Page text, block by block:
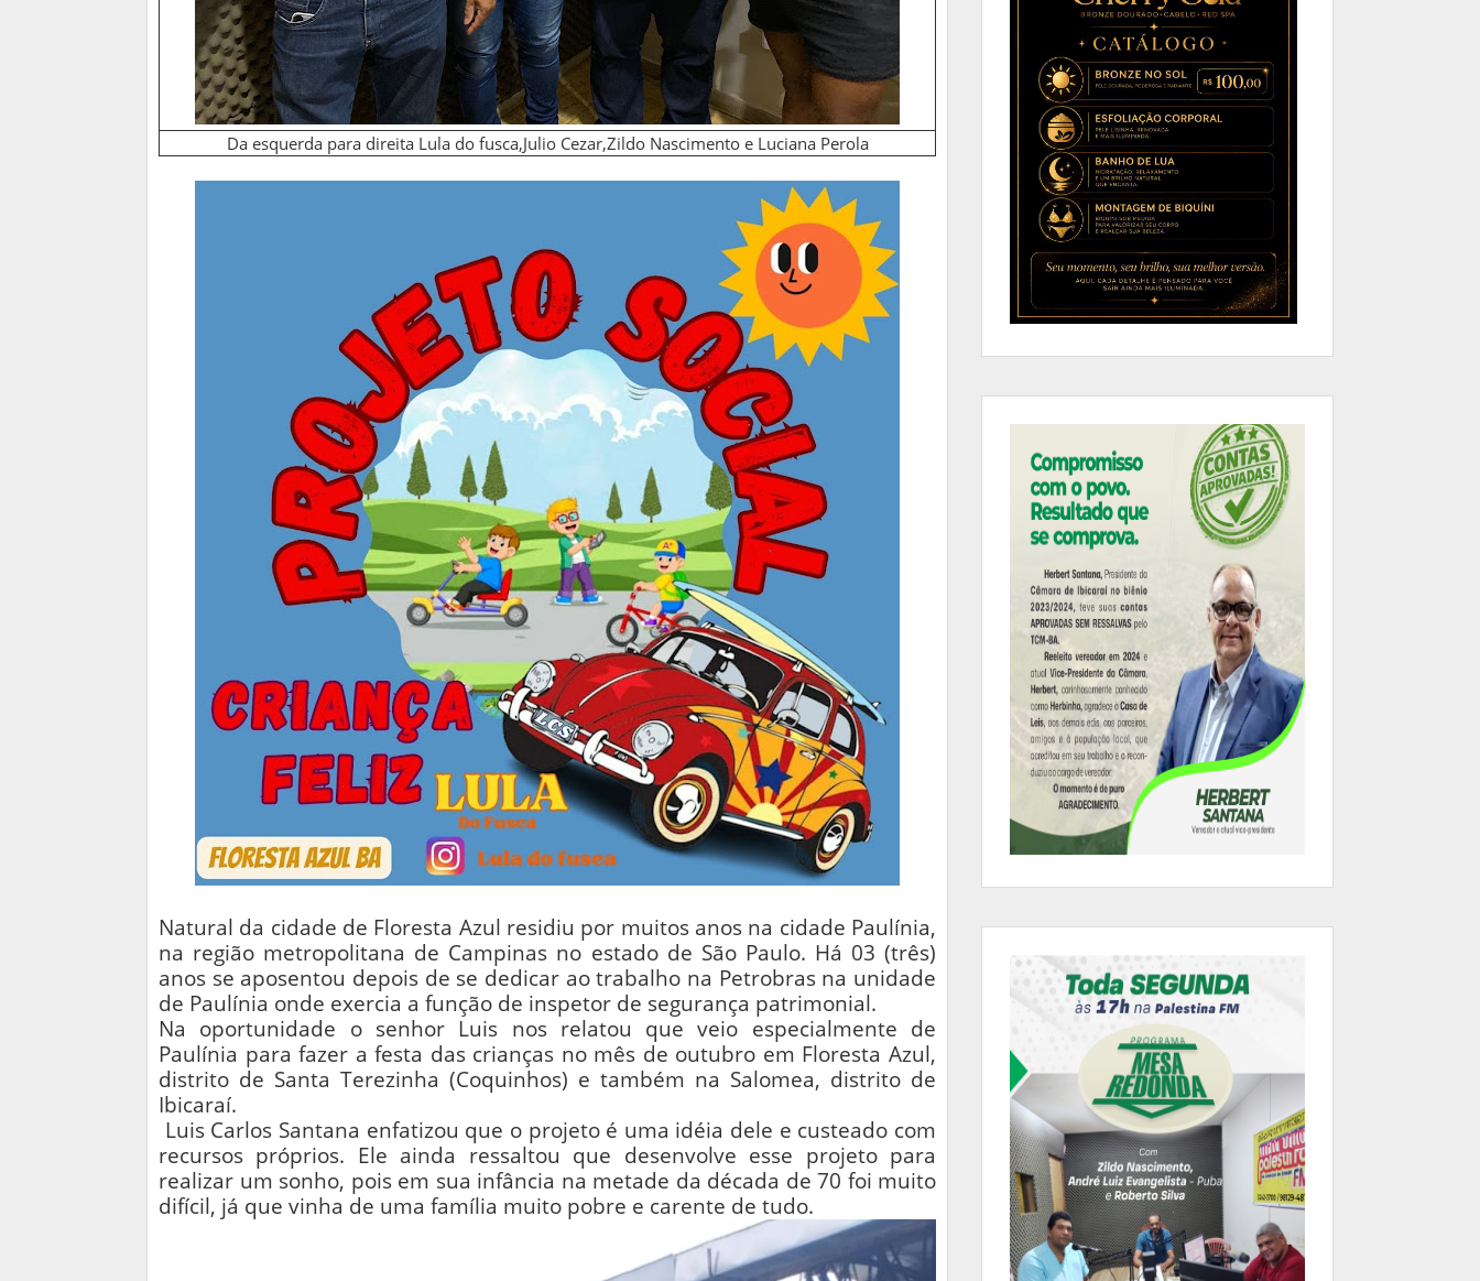
Da esquerda para direita Lula do fusca,Julio Cezar,Zildo Nascimento e Luciana Perola
Natural da cidade de Floresta Azul residiu por muitos anos na cidade Paulínia,
na região metropolitana de Campinas no estado de São Paulo. Há 03 (três)
anos se aposentou depois de se dedicar ao trabalho na Petrobras na unidade
de Paulínia onde exercia a função de inspetor de segurança patrimonial.
Na oportunidade o senhor Luis nos relatou que veio especialmente de
Paulínia para fazer a festa das crianças no mês de outubro em Floresta Azul,
distrito de Santa Terezinha (Coquinhos) e também na Salomea, distrito de
Ibicaraí.
Luis Carlos Santana enfatizou que o projeto é uma idéia dele e custeado com
recursos próprios. Ele ainda ressaltou que desenvolve esse projeto para
realizar um sonho, pois em sua infância na metade da década de 70 foi muito
difícil, já que vinha de uma família muito pobre e carente de tudo.